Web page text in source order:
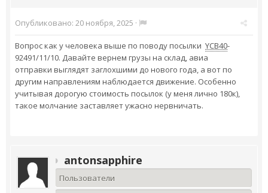
Опубликовано: 20 ноября, 2025 ·
Вопрос как у человека выше по поводу посылки YCB40-
92491/11/10. Давайте вернем грузы на склад, авиа
отправки выглядят заглохшими до нового года, а вот по
другим направлениям наблюдается движение. Особенно
учитывая дорогую стоимость посылок (у меня лично 180к),
такое молчание заставляет ужасно нервничать.
antonsapphire
Пользователи